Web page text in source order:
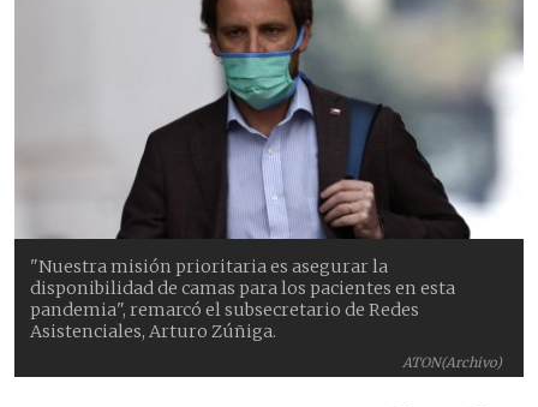
ATON(Archivo)
"Nuestra misión prioritaria es asegurar la
disponibilidad de camas para los pacientes en esta
pandemia", remarcó el subsecretario de Redes
Asistenciales, Arturo Zúñiga.